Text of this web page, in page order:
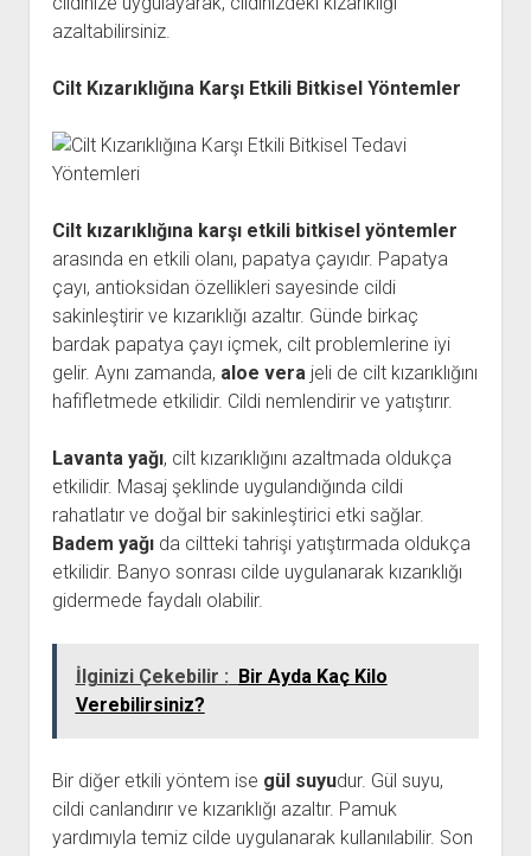
azaltabilirsiniz.
Cilt Kızarıklığına Karşı Etkili Bitkisel Yöntemler
Cilt kızarıklığına karşı etkili bitkisel yöntemler
arasında en etkili olanı, papatya çayıdır. Papatya
çayı, antioksidan özellikleri sayesinde cildi
sakinleştirir ve kızarıklığı azaltır. Günde birkaç
bardak papatya çayı içmek, cilt problemlerine iyi
gelir. Aynı zamanda, aloe vera jeli de cilt kızarıklığını
hafifletmede etkilidir. Cildi nemlendirir ve yatıştırır.
Lavanta yağı, cilt kızarıklığını azaltmada oldukça
etkilidir. Masaj şeklinde uygulandığında cildi
rahatlatır ve doğal bir sakinleştirici etki sağlar.
Badem yağıda ciltteki tahrişi yatıştırmada oldukça
etkilidir. Banyo sonrası cilde uygulanarak kızarıklığı
gidermede faydalı olabilir.
İlginizi Çekebilir : Bir Ayda Kaç Kilo
Verebilirsiniz?
Bir diğer etkili yöntem ise gül suyudur. Gül suyu,
cildi canlandırır ve kızarıklığı azaltır. Pamuk
yardımıyla temiz cilde uygulanarak kullanılabilir. Son